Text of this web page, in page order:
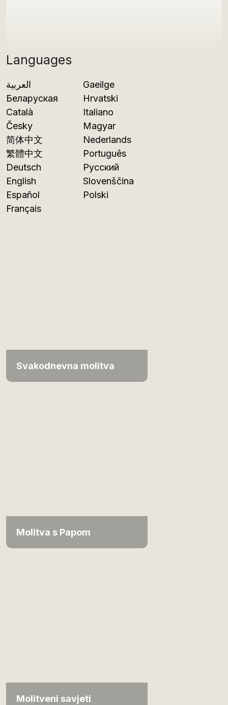
Languages
العربية
Беларуская
Català
Česky
简体中文
繁體中文
Deutsch
English
Español
Français
Gaeilge
Hrvatski
Italiano
Magyar
Nederlands
Português
Русский
Slovenščina
Polski
Svakodnevna molitva
Molitva s Papom
Molitveni savjeti